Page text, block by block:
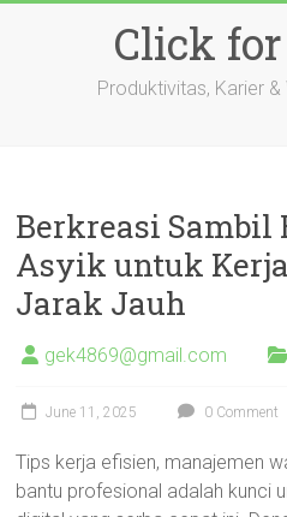
Click
Produktivitas, Karier
Berkreasi Sambil
Asyik untuk
Jarak Jauh
gek4869@gmail.com
June 11, 2025 0 Comment
Tips kerja efisien, manajemen
bantu profesional adalah kunci